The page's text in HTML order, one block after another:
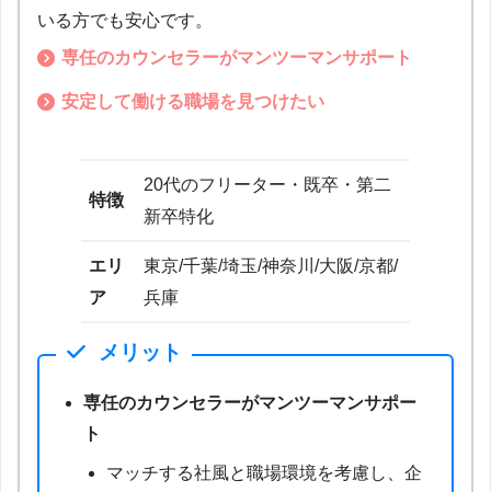
いる方でも安心です。
専任のカウンセラーがマンツーマンサポート
安定して働ける職場を見つけたい
特徴
20代のフリーター・既卒・第二
新卒特化
エリ
ア
東京/千葉/埼玉/神奈川/大阪/京都/
兵庫
メリット
専任のカウンセラーがマンツーマンサポー
ト
マッチする社風と職場環境を考慮し、企